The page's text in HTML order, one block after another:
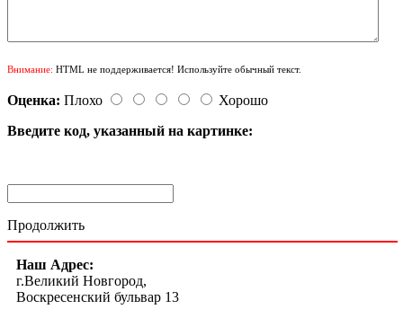
Внимание: HTML не поддерживается! Используйте обычный текст.
Оценка: Плохо
Хорошо
Введите код, указанный на картинке:
Продолжить
Наш Адрес:
г.Великий Новгород,
Воскресенский бульвар 13